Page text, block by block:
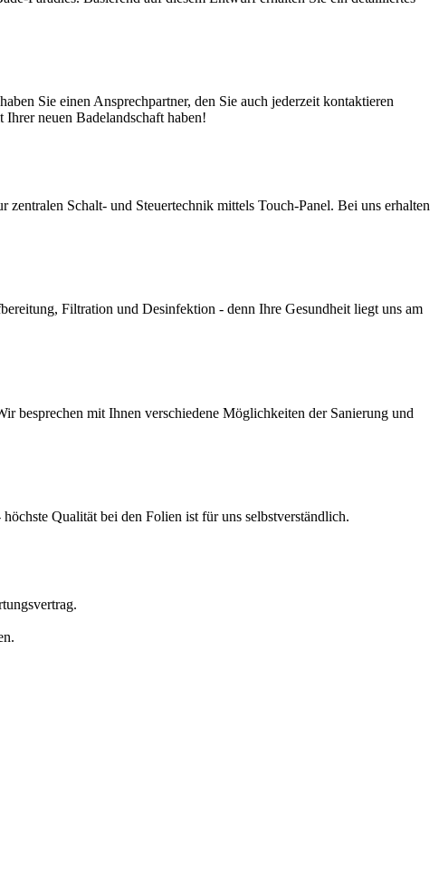
Sie einen Ansprechpartner, den Sie auch jederzeit kontaktieren
neuen Badelandschaft haben!
Schalt- und Steuertechnik mittels Touch-Panel. Bei uns erhalten
Filtration und Desinfektion - denn Ihre Gesundheit liegt uns am
besprechen mit Ihnen verschiedene Möglichkeiten der Sanierung und
Qualität bei den Folien ist für uns selbstverständlich.